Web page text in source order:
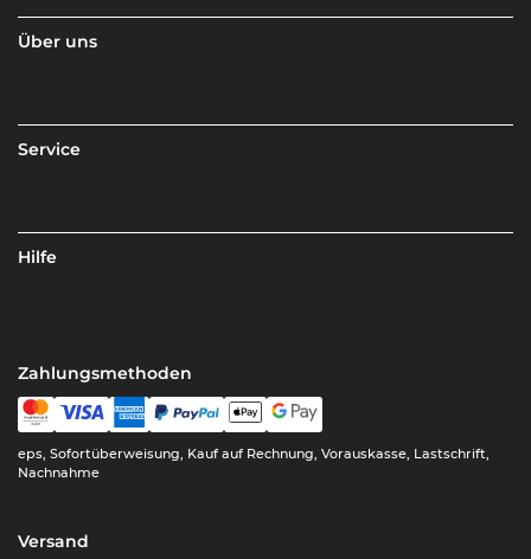
Über uns
Service
Hilfe
Zahlungsmethoden
eps, Sofortüberweisung, Kauf auf Rechnung, Vorauskasse, Lastschrift,
Nachnahme
Versand